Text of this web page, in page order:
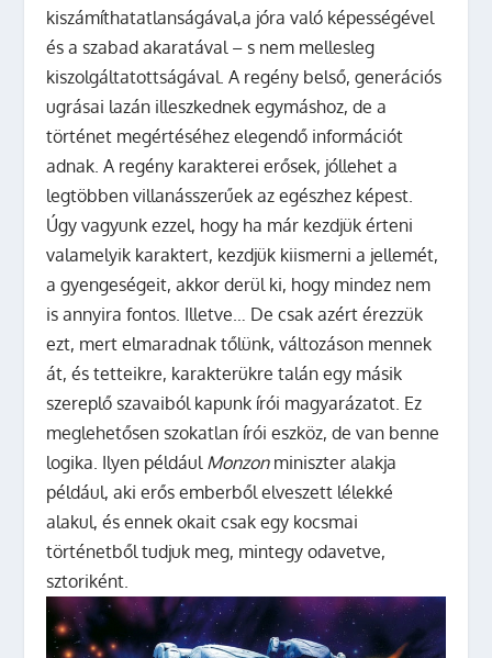
kiszámíthatatlanságával,a jóra való képességével
és a szabad akaratával – s nem mellesleg
kiszolgáltatottságával. A regény belső, generációs
ugrásai lazán illeszkednek egymáshoz, de a
történet megértéséhez elegendő információt
adnak. A regény karakterei erősek, jóllehet a
legtöbben villanásszerűek az egészhez képest.
Úgy vagyunk ezzel, hogy ha már kezdjük érteni
valamelyik karaktert, kezdjük kiismerni a jellemét,
a gyengeségeit, akkor derül ki, hogy mindez nem
is annyira fontos. Illetve… De csak azért érezzük
ezt, mert elmaradnak tőlünk, változáson mennek
át, és tetteikre, karakterükre talán egy másik
szereplő szavaiból kapunk írói magyarázatot. Ez
meglehetősen szokatlan írói eszköz, de van benne
logika. Ilyen például Monzonminiszter alakja
például, aki erős emberből elveszett lélekké
alakul, és ennek okait csak egy kocsmai
történetből tudjuk meg, mintegy odavetve,
sztoriként.